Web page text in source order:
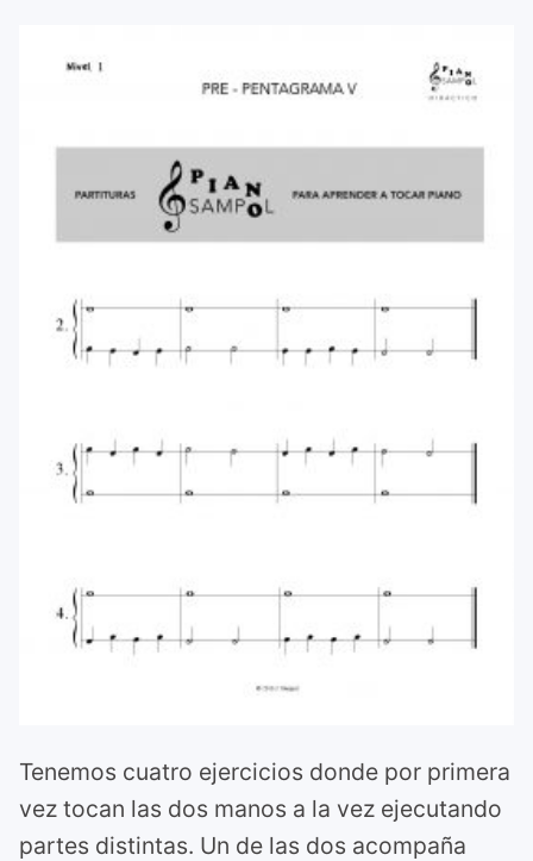
menu
Mi cuenta
Tenemos cuatro ejercicios donde por primera
vez tocan las dos manos a la vez ejecutando
partes distintas. Un de las dos acompaña